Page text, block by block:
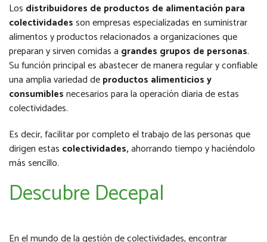
Los distribuidores de productos de alimentación para
colectividadesson empresas especializadas en suministrar
alimentos y productos relacionados a organizaciones que
preparan y sirven comidas a grandes grupos de personas.
Su función principal es abastecer de manera regular y confiable
una amplia variedad deproductos alimenticios y
consumiblesnecesarios para la operación diaria de estas
colectividades.
Es decir, facilitar por completo el trabajo de las personas que
dirigen estas colectividades,ahorrando tiempo y haciéndolo
más sencillo.
Descubre Decepal